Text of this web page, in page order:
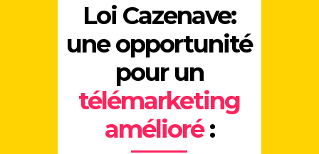
Loi Cazenave:
une opportunité
pour un
télémarketing
amélioré: